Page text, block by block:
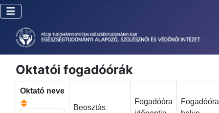
Oktatói fogadóórák
Oktató neve
Beosztás
Fogadóóra
Fogadóóra